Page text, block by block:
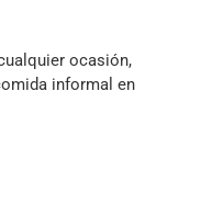
ocasión,
informal en